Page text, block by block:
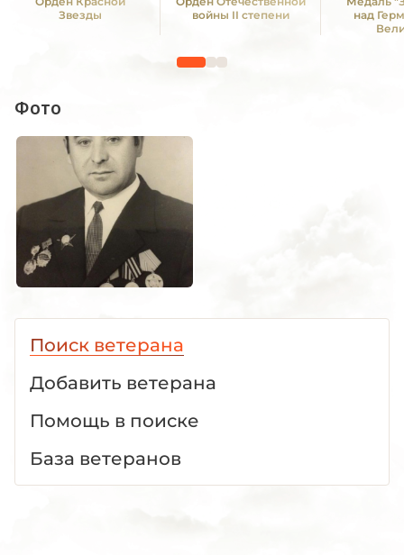
Звезды
войны II степени
над
Фото
Поиск ветерана
Добавить ветерана
Помощь в поиске
База ветеранов